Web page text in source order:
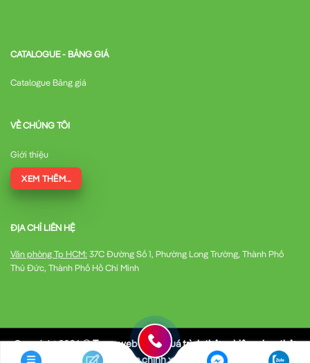
CATALOGUE - BẢNG GIÁ
Catalogue Bảng giá
VỀ CHÚNG TÔI
Giới thiệu
XEM THÊM...
ĐỊA CHỈ LIÊN HỆ
Văn phòng Tp HCM: 37C Đường Số 1, Phường Long Trường, Thành Phố
Thủ Đức, Thành Phố Hồ Chí Minh
Copyright 2026 ©Trang web trong quá trình thử nghiệm chạy thử,
có thể thông số kỹ thuật chưa chính xác, mong được góp ý của quý